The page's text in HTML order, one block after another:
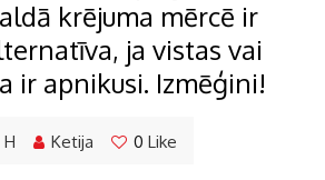
krējuma mērcē ir
ja vistas vai
ir apnikusi. Izmēģini!
H Ketija 0 Like